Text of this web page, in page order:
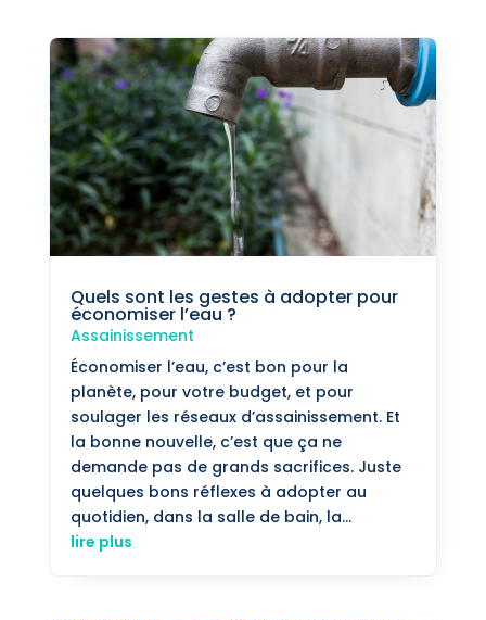
Quels sont les gestes à adopter pour
économiser l’eau ?
Assainissement
Économiser l’eau, c’est bon pour la
planète, pour votre budget, et pour
soulager les réseaux d’assainissement. Et
la bonne nouvelle, c’est que ça ne
demande pas de grands sacrifices. Juste
quelques bons réflexes à adopter au
quotidien, dans la salle de bain, la...
lire plus